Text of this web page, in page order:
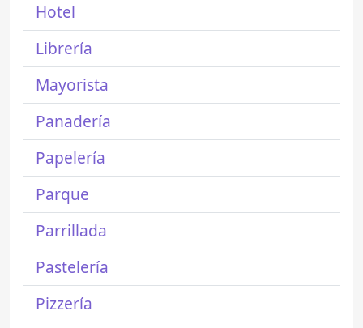
Hotel
Librería
Mayorista
Panadería
Papelería
Parque
Parrillada
Pastelería
Pizzería